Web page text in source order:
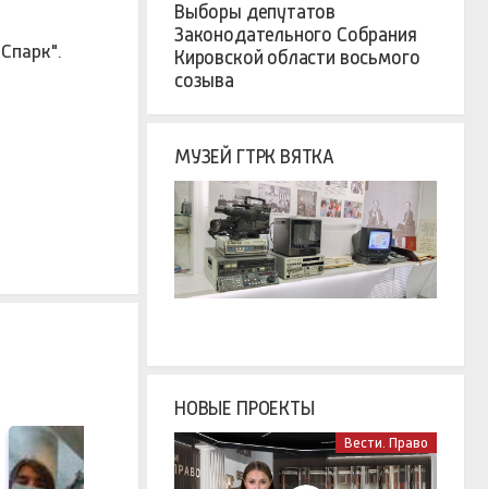
Выборы депутатов
Законодательного Собрания
Кировской области восьмого
созыва
МУЗЕЙ ГТРК ВЯТКА
НОВЫЕ ПРОЕКТЫ
Вести. Право